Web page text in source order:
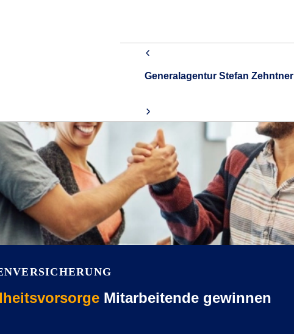
Generalagentur Stefan Zehntner
Mitarbeitende gewinnen